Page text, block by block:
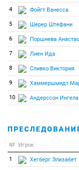
4 Фойгт Ванесса
5 Шерер Штефани
6 Поршнева
7 Лиен Ида
8 Сливко Виктория
9 Хаммершмидт
10 Андерссон Ингела
№ Игрок
1 Хегберг Элизабет